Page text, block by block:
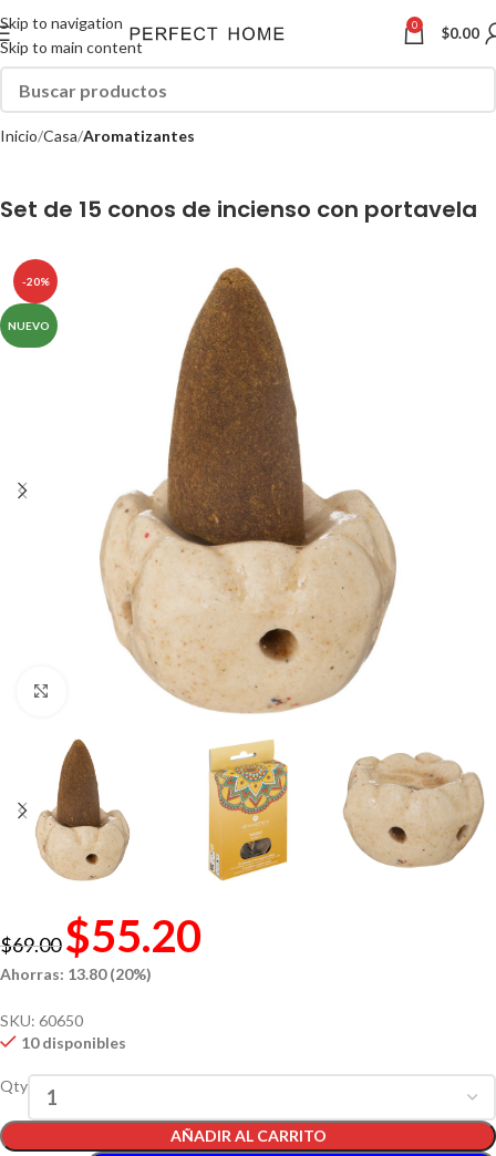
Skip to navigation
Skip to main content
0 $0.00
Inicio Casa Aromatizantes
Set de 15 conos de incienso con portavela
-20%
NUEVO
Click to enlarge
$69.00 $55.20
Ahorras: 13.80 (20%)
SKU: 60650
10 disponibles
Qty
AÑADIR AL CARRITO